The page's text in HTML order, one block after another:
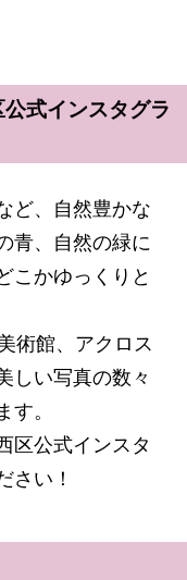
式インスタグラ
ど、自然豊かな
青、自然の緑に
こかゆっくりと
術館、アクロス
しい写真の数々
す。
区公式インスタ
さい！